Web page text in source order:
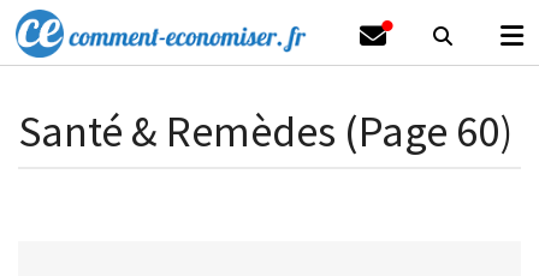
Santé & Remèdes (Page 60)